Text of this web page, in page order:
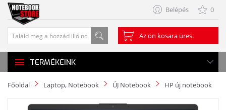
Belépés 0
Az ön kosara üres.
TERMÉKEINK
Főoldal Laptop, Notebook ÚJ Notebook HP új notebook